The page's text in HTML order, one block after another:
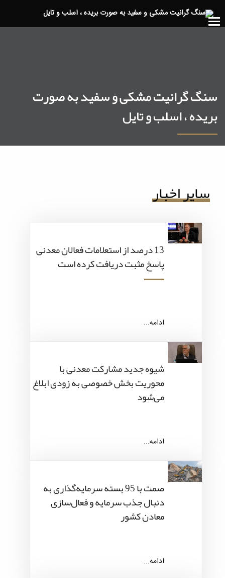
سنگ گرانیت مشکی و سفید به صورت
بریده ، اسلب و تایل
سایر اخبار
13 درصد از استعلامات فعالان معدنی
پاسخ مثبت دریافت کرده است
ادامه...
شیوه جدید مشارکت معدنی با
محوریت بخش خصوصی به زودی ابلاغ
می‌شود
ادامه...
صمت با 95 بسته سرمایه‌گذاری به
دنبال جذب سرمایه و فعال‌سازی
معادن کشور
ادامه...